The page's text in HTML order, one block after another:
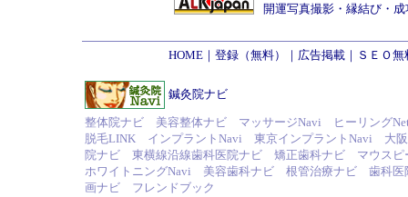
開運写真撮影・ 縁結び・
HOME｜ 登録（無料） ｜ 広告掲載｜ ＳＥＯ無
鍼灸院ナビ
整体院ナビ 美容整体ナビ マッサージNavi
ヒーリング
脱毛LINK
インプラントNavi 東京インプラントNavi
大
院ナビ
東横線沿線歯科医院ナビ 矯正歯科ナビ
マウスピ
ホワイトニングNavi
美容歯科ナビ 根管治療ナビ
歯科医
画ナビ
フレンドブック